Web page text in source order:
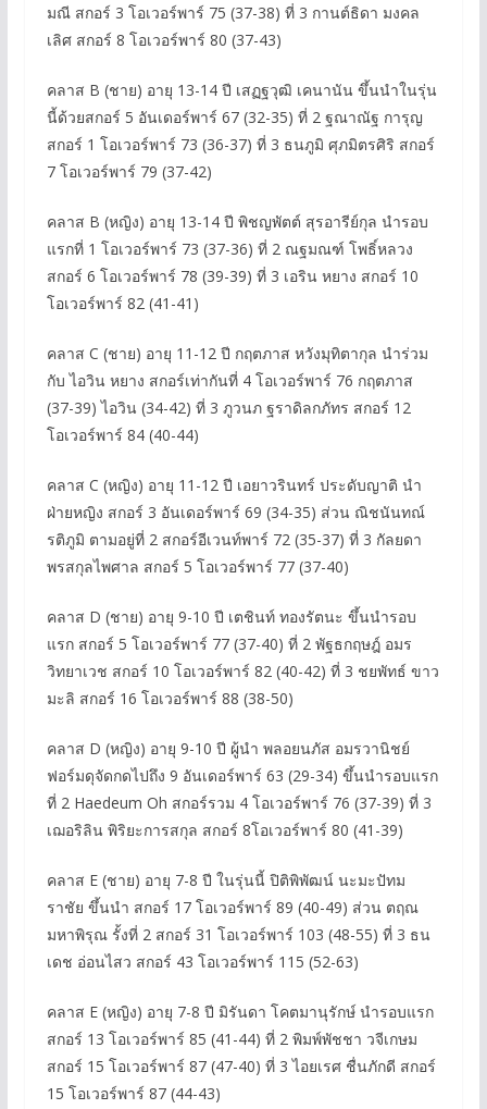
มณี สกอร์ 3 โอเวอร์พาร์ 75 (37-38) ที่ 3 กานต์ธิดา มงคล
เลิศ สกอร์ 8 โอเวอร์พาร์ 80 (37-43)
คลาส B (ชาย) อายุ 13-14 ปี เสฏฐวุฒิ เคนานัน ขึ้นนำในรุ่น
นี้ด้วยสกอร์ 5 อันเดอร์พาร์ 67 (32-35) ที่ 2 ฐณาณัฐ การุญ
สกอร์ 1 โอเวอร์พาร์ 73 (36-37) ที่ 3 ธนภูมิ ศุภมิตรศิริ สกอร์
7 โอเวอร์พาร์ 79 (37-42)
คลาส B (หญิง) อายุ 13-14 ปี พิชญพัตต์ สุรอารีย์กุล นำรอบ
แรกที่ 1 โอเวอร์พาร์ 73 (37-36) ที่ 2 ณฐมณฑ์ โพธิ์หลวง
สกอร์ 6 โอเวอร์พาร์ 78 (39-39) ที่ 3 เอริน หยาง สกอร์ 10
โอเวอร์พาร์ 82 (41-41)
คลาส C (ชาย) อายุ 11-12 ปี กฤตภาส หวังมุทิตากุล นำร่วม
กับ ไอวิน หยาง สกอร์เท่ากันที่ 4 โอเวอร์พาร์ 76 กฤตภาส
(37-39) ไอวิน (34-42) ที่ 3 ภูวนภ ฐราดิลกภัทร สกอร์ 12
โอเวอร์พาร์ 84 (40-44)
คลาส C (หญิง) อายุ 11-12 ปี เอยาวรินทร์ ประดับญาติ นำ
ฝ่ายหญิง สกอร์ 3 อันเดอร์พาร์ 69 (34-35) ส่วน ณิชนันทณ์
รติภูมิ ตามอยู่ที่ 2 สกอร์อีเวนท์พาร์ 72 (35-37) ที่ 3 กัลยดา
พรสกุลไพศาล สกอร์ 5 โอเวอร์พาร์ 77 (37-40)
คลาส D (ชาย) อายุ 9-10 ปี เตชินท์ ทองรัตนะ ขึ้นนำรอบ
แรก สกอร์ 5 โอเวอร์พาร์ 77 (37-40) ที่ 2 พัฐธกฤษฎ์ อมร
วิทยาเวช สกอร์ 10 โอเวอร์พาร์ 82 (40-42) ที่ 3 ชยพัทธ์ ขาว
มะลิ สกอร์ 16 โอเวอร์พาร์ 88 (38-50)
คลาส D (หญิง) อายุ 9-10 ปี ผู้นำ พลอยนภัส อมรวานิชย์
ฟอร์มดุจัดกดไปถึง 9 อันเดอร์พาร์ 63 (29-34) ขึ้นนำรอบแรก
ที่ 2 Haedeum Oh สกอร์รวม 4 โอเวอร์พาร์ 76 (37-39) ที่ 3
เฌอริลิน พิริยะการสกุล สกอร์ 8โอเวอร์พาร์ 80 (41-39)
คลาส E (ชาย) อายุ 7-8 ปี ในรุ่นนี้ ปิติพิพัฒน์ นะมะปัทม
ราชัย ขึ้นนำ สกอร์ 17 โอเวอร์พาร์ 89 (40-49) ส่วน ตฤณ
มหาพิรุณ รั้งที่ 2 สกอร์ 31 โอเวอร์พาร์ 103 (48-55) ที่ 3 ธน
เดช อ่อนไสว สกอร์ 43 โอเวอร์พาร์ 115 (52-63)
คลาส E (หญิง) อายุ 7-8 ปี มิรันดา โคตมานุรักษ์ นำรอบแรก
สกอร์ 13 โอเวอร์พาร์ 85 (41-44) ที่ 2 พิมพ์พัชชา วจีเกษม
สกอร์ 15 โอเวอร์พาร์ 87 (47-40) ที่ 3 ไอยเรศ ชื่นภักดี สกอร์
15 โอเวอร์พาร์ 87 (44-43)